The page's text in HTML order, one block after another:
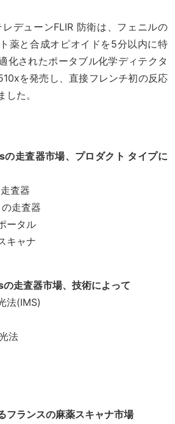
レデューンFLIR 防衛は、フェニルの
薬と合成オピオイドを5分以内に特
化されたポータブル化学ディテクタ
を発売し、直接フレンチ初の反応
た。
走査器市場、プロダクト タイプに
査器
走査器
ータル
キャナ
走査器市場、技術によって
法(IMS)
法
フランスの麻薬スキャナ市場